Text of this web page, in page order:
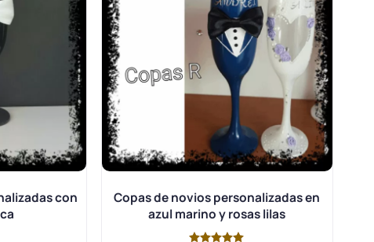
con
Copas de novios personalizadas en
azul marino y rosas lilas